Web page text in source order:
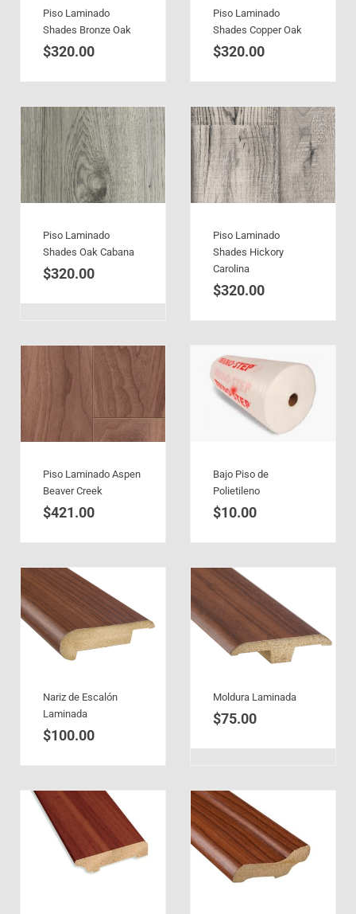
Piso Laminado
Shades Bronze Oak
$320.00
Piso Laminado
Shades Copper Oak
$320.00
Piso Laminado
Shades Oak Cabana
$320.00
Piso Laminado
Shades Hickory
Carolina
$320.00
Piso Laminado Aspen
Beaver Creek
$421.00
Bajo Piso de
Polietileno
$10.00
Nariz de Escalón
Laminada
$100.00
Moldura Laminada
$75.00